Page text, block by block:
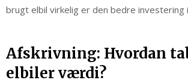
brugt elbil virkelig er den bedre investering
Afskrivning: Hvordan
elbiler værdi?